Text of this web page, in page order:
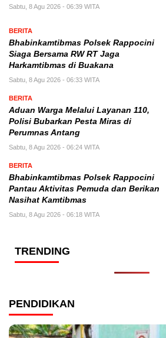
Sabtu, 8 Agu 2026 - 06:39 WITA
BERITA
Bhabinkamtibmas Polsek Rappocini
Siaga Bersama RW RT Jaga
Harkamtibmas di Buakana
Sabtu, 8 Agu 2026 - 06:33 WITA
BERITA
Aduan Warga Melalui Layanan 110,
Polisi Bubarkan Pesta Miras di
Perumnas Antang
Sabtu, 8 Agu 2026 - 06:24 WITA
BERITA
Bhabinkamtibmas Polsek Rappocini
Pantau Aktivitas Pemuda dan Berikan
Nasihat Kamtibmas
Sabtu, 8 Agu 2026 - 06:18 WITA
TRENDING
PENDIDIKAN